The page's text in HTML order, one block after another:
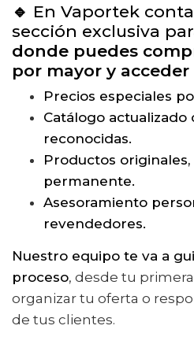
🔹 En Vaportek
sección exclusiva
donde puedes
por mayor y acceder
Precios especiales
Catálogo actualizado
reconocidas.
Productos
permanente.
Asesoramiento
revendedores.
Nuestro equipo te va a
proceso, desde tu
organizar tu oferta o
de tus clientes.